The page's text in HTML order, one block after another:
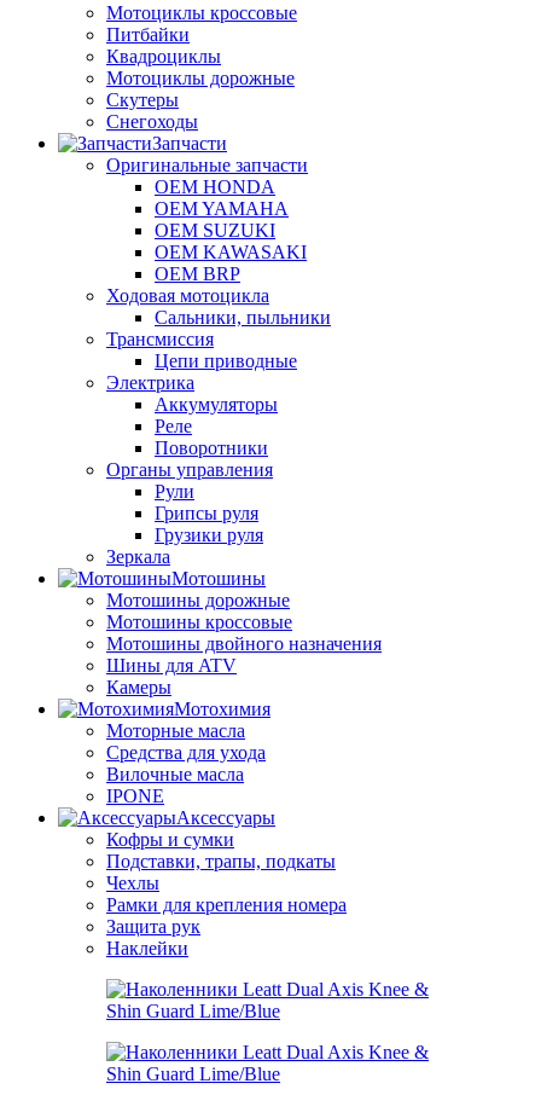
Мотоциклы кроссовые
Питбайки
Квадроциклы
Мотоциклы дорожные
Скутеры
Снегоходы
Запчасти
Оригинальные запчасти
OEM HONDA
OEM YAMAHA
OEM SUZUKI
OEM KAWASAKI
OEM BRP
Ходовая мотоцикла
Сальники, пыльники
Трансмиссия
Цепи приводные
Электрика
Аккумуляторы
Реле
Поворотники
Органы управления
Рули
Грипсы руля
Грузики руля
Зеркала
Мотошины
Мотошины дорожные
Мотошины кроссовые
Мотошины двойного назначения
Шины для ATV
Камеры
Мотохимия
Моторные масла
Средства для ухода
Вилочные масла
IPONE
Аксессуары
Кофры и сумки
Подставки, трапы, подкаты
Чехлы
Рамки для крепления номера
Защита рук
Наклейки